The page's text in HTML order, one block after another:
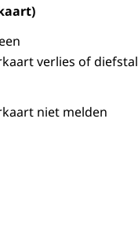
verlies of diefstal
niet melden